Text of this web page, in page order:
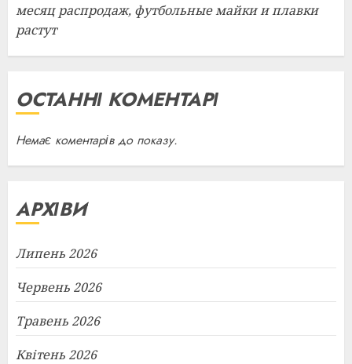
месяц распродаж, футбольные майки и плавки
растут
ОСТАННІ КОМЕНТАРІ
Немає коментарів до показу.
АРХІВИ
Липень 2026
Червень 2026
Травень 2026
Квітень 2026